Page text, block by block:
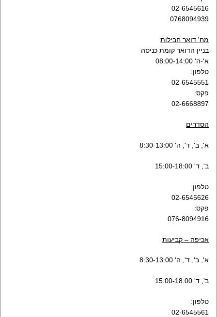
02-6545616
0768094939
מח' דואר חבילות
בניין הדואר קומת כניסה
א'-ה' 08:00-14:00
טלפון:
02-6545551
פקס:
02-6668897
הסדרים
א', ב', ד', ה' 8:30-13:00
ב', ד' 15:00-18:00
טלפון:
02-6545626
פקס:
076-8094916
אכיפה – קביעות
א', ב', ד', ה' 8:30-13:00
ב', ד' 15:00-18:00
טלפון:
02-6545561